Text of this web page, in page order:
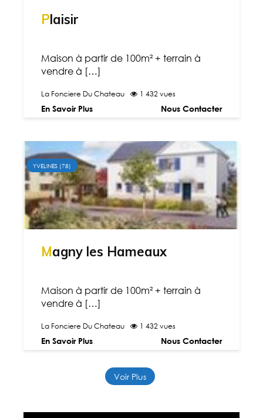
Plaisir
Maison à partir de 100m² + terrain à
vendre à […]
La Fonciere Du Chateau 1 432 vues
En Savoir Plus Nous Contacter
YVELINES (78)
Magny les Hameaux
Maison à partir de 100m² + terrain à
vendre à […]
La Fonciere Du Chateau 1 432 vues
En Savoir Plus Nous Contacter
Voir Plus